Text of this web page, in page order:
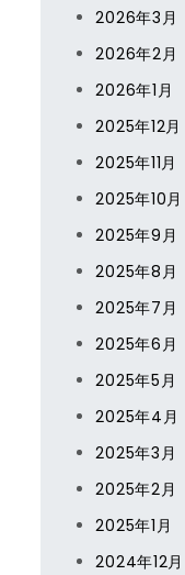
2026年3月
2026年2月
2026年1月
2025年12月
2025年11月
2025年10月
2025年9月
2025年8月
2025年7月
2025年6月
2025年5月
2025年4月
2025年3月
2025年2月
2025年1月
2024年12月